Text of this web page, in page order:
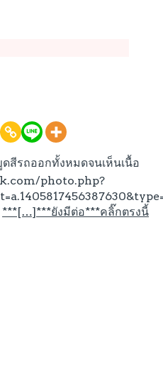
สีรถออกทั้งหมดจนเห็นเนื้อ
photo.php?
***[…]***ยังมีต่อ***คลิ๊กตรงนี้